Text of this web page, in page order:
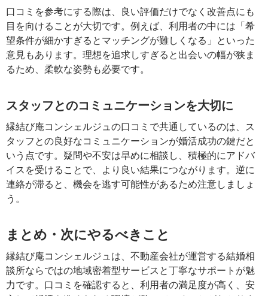
口コミを参考にする際は、良い評価だけでなく改善点にも
目を向けることが大切です。例えば、利用者の中には「希
望条件が細かすぎるとマッチングが難しくなる」といった
意見もあります。理想を追求しすぎると出会いの幅が狭ま
るため、柔軟な姿勢も必要です。
スタッフとのコミュニケーションを大切に
縁結び庵コンシェルジュの口コミで共通しているのは、ス
タッフとの良好なコミュニケーションが婚活成功の鍵だと
いう点です。疑問や不安は早めに相談し、積極的にアドバ
イスを受けることで、より良い結果につながります。逆に
連絡が滞ると、機会を逃す可能性があるため注意しましょ
う。
まとめ・次にやるべきこと
縁結び庵コンシェルジュは、不動産会社が運営する結婚相
談所ならではの地域密着型サービスと丁寧なサポートが魅
力です。口コミを確認すると、利用者の満足度が高く、安